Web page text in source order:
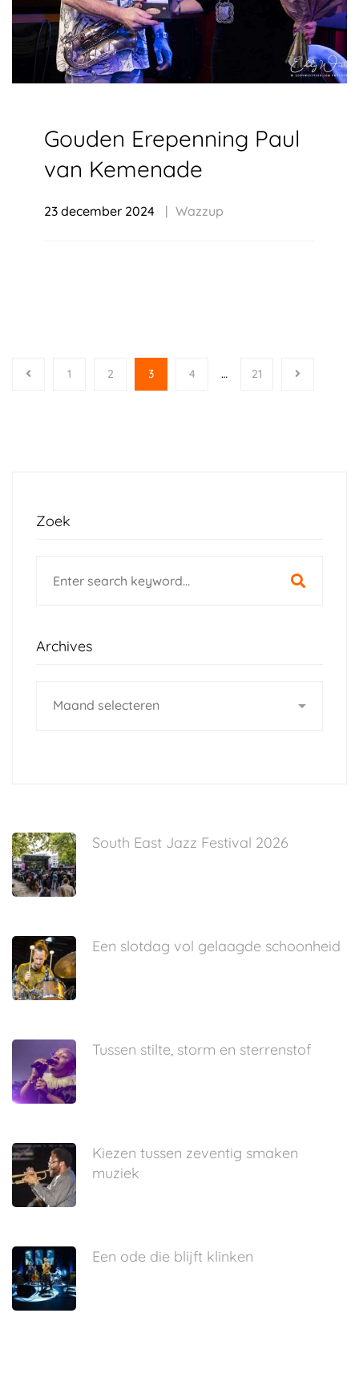
Gouden Erepenning Paul
van Kemenade
23 december 2024 Wazzup
1 2 3 4 … 21
Zoek
for:
Archives
South East Jazz Festival 2026
Een slotdag vol gelaagde schoonheid
Tussen stilte, storm en sterrenstof
Kiezen tussen zeventig smaken
muziek
Een ode die blijft klinken